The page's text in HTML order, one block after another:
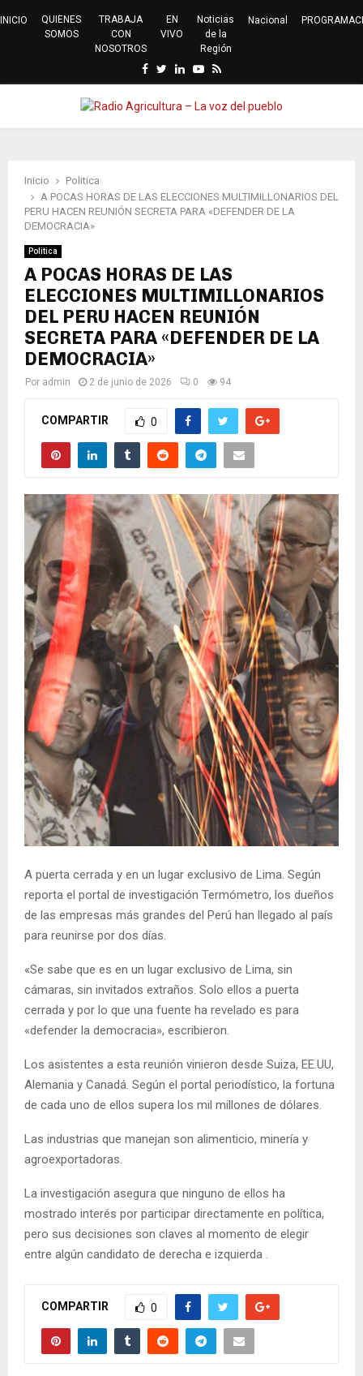
INICIO
QUIENES
SOMOS
TRABAJA
CON
NOSOTROS
EN
VIVO
Noticias
de la
Región
Nacional
Facebook
Twitter
LinkedinYoutube
Rss
PRIMARY
Inicio
Politica
A POCAS HORAS DE LAS ELECCIONES MULTIMILLONARIOS DEL
PERU HACEN REUNIÓN SECRETA PARA «DEFENDER DE LA
DEMOCRACIA»
Politica
A POCAS HORAS DE LAS
ELECCIONES MULTIMILLONARIOS
DEL PERU HACEN REUNIÓN
SECRETA PARA «DEFENDER DE LA
DEMOCRACIA»
Por admin 2 de junio de 2026 0 94
COMPARTIR 0
A puerta cerrada y en un lugar exclusivo de Lima. Según
reporta el portal de investigación Termómetro, los dueños
de las empresas más grandes del Perú han llegado al país
para reunirse por dos días.
«Se sabe que es en un lugar exclusivo de Lima, sin
cámaras, sin invitados extraños. Solo ellos a puerta
cerrada y por lo que una fuente ha revelado es para
«defender la democracia», escribieron.
Los asistentes a esta reunión vinieron desde Suiza, EE.UU,
Alemania y Canadá. Según el portal periodístico, la fortuna
de cada uno de ellos supera los mil millones de dólares.
Las industrias que manejan son alimenticio, minería y
agroexportadoras.
La investigación asegura que ninguno de ellos ha
mostrado interés por participar directamente en política,
pero sus decisiones son claves al momento de elegir
entre algún candidato de derecha e izquierda .
COMPARTIR 0